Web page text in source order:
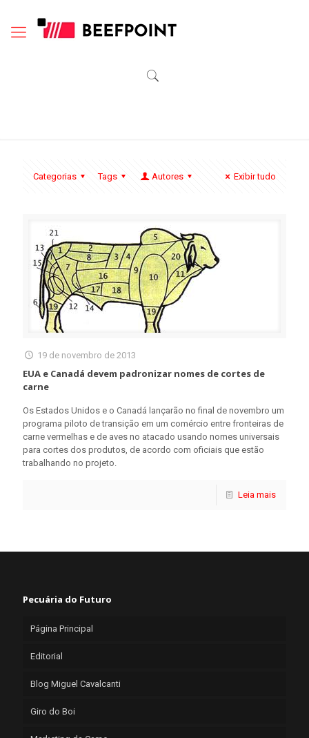
Categorias Tags Autores Exibir tudo
19 de novembro de 2013
EUA e Canadá devem padronizar nomes de cortes de
carne
Os Estados Unidos e o Canadá lançarão no final de novembro um
programa piloto de transição em um comércio entre fronteiras de
carne vermelhas e de aves no atacado usando nomes universais
para cortes dos produtos, de acordo com oficiais que estão
trabalhando no projeto.
Leia mais
Pecuária do Futuro
Página Principal
Editorial
Blog Miguel Cavalcanti
Giro do Boi